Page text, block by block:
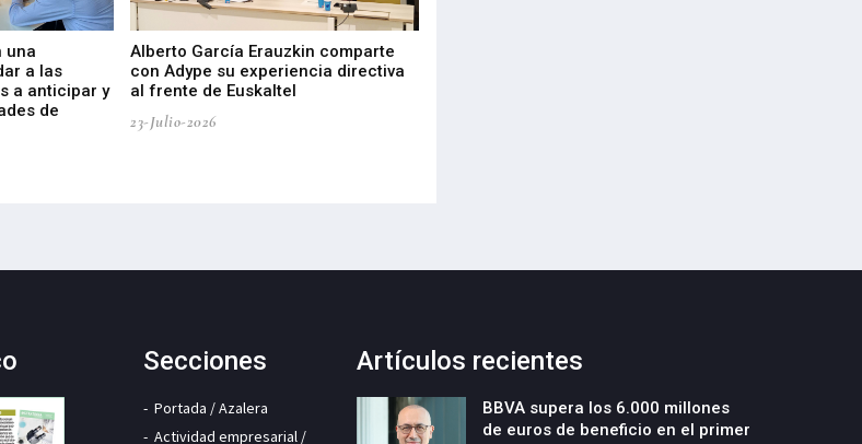
una
a las
a anticipar y
de
Alberto García Erauzkin comparte
con Adype su experiencia directiva
al frente de Euskaltel
23-Julio-2026
Secciones
Portada / Azalera
Actividad empresarial /
Artículos recientes
BBVA supera los 6.000 millones
de euros de beneficio en el primer